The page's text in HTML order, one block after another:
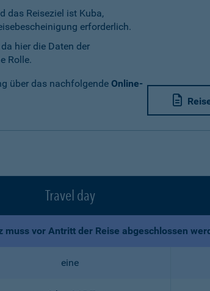
das Reiseziel ist Kuba,
erforderlich.
hier die Daten der
Rolle.
über das nachfolgende Online-
Travel day
muss vor Antritt der Reise abgeschlossen
eine